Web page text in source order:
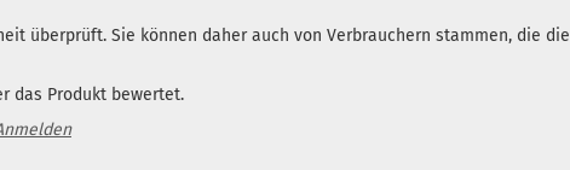
überprüft. Sie können daher auch von Verbrauchern stammen, die die
das Produkt bewertet.